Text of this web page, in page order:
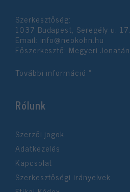
Szerkesztőség:
1037 Budapest, Seregély u. 17.
Email: info@neokohn.hu
Főszerkesztő: Megyeri Jonatán
További információ »
Rólunk
Szerzői jogok
Adatkezelés
Kapcsolat
Szerkesztőségi irányelvek